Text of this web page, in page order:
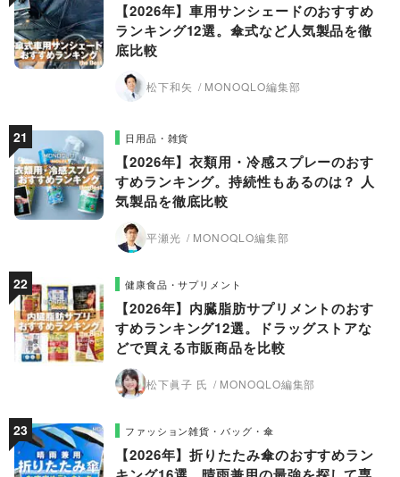
【2026年】車用サンシェードのおすすめ
ランキング12選。傘式など人気製品を徹
底比較
松下和矢 MONOQLO編集部
日用品・雑貨
【2026年】衣類用・冷感スプレーのおす
すめランキング。持続性もあるのは？ 人
気製品を徹底比較
平瀬光 MONOQLO編集部
健康食品・サプリメント
【2026年】内臓脂肪サプリメントのおす
すめランキング12選。ドラッグストアな
どで買える市販商品を比較
松下眞子 氏 MONOQLO編集部
ファッション雑貨・バッグ・傘
【2026年】折りたたみ傘のおすすめラン